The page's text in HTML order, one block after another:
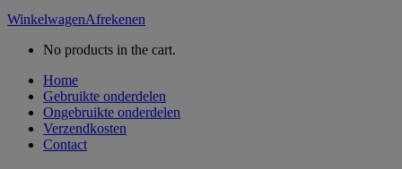
WinkelwagenAfrekenen
No products in the cart.
Home
Gebruikte onderdelen
Ongebruikte onderdelen
Verzendkosten
Contact